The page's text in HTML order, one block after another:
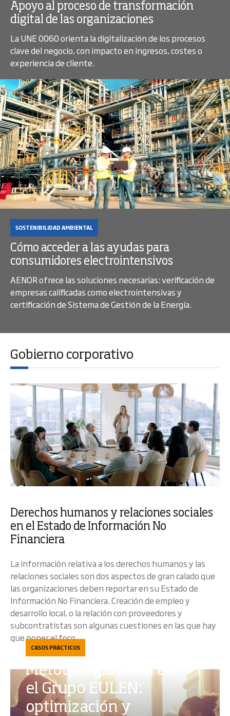
Apoyo al proceso de transformación
digital de las organizaciones
La UNE 0060 orienta la digitalización de los procesos
clave del negocio, con impacto en ingresos, costes o
experiencia de cliente.
SOSTENIBILIDAD AMBIENTAL
Cómo acceder a las ayudas para
consumidores electrointensivos
AENOR ofrece las soluciones necesarias: verificación de
empresas calificadas como electrointensivas y
certificación de Sistema de Gestión de la Energía.
Gobierno corporativo
Derechos humanos y relaciones sociales
en el Estado de Información No
Financiera
La información relativa a los derechos humanos y las
relaciones sociales son dos aspectos de gran calado que
las organizaciones deben reportar en su Estado de
Información No Financiera. Creación de empleo y
desarrollo local, o la relación con proveedores y
subcontratistas son algunas cuestiones en las que hay
que poner el foco.
CASOS PRÁCTICOS
Metodología Lean en
el Grupo EULEN:
optimización y